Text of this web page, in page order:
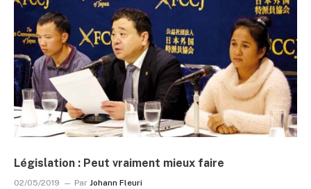
Législation : Peut vraiment mieux faire
02/05/2019 Par Johann Fleuri